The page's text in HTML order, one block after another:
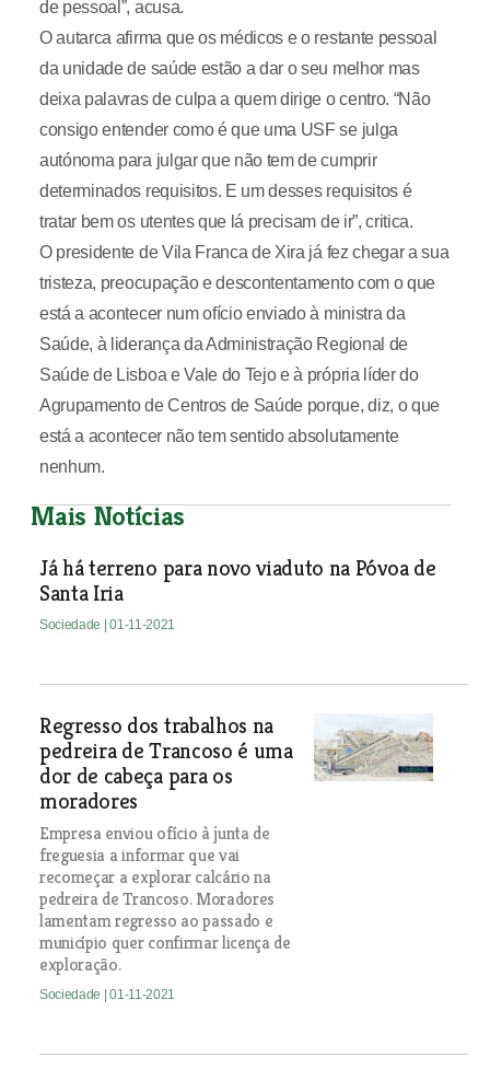
de pessoal”, acusa.
O autarca afirma que os médicos e o restante pessoal
da unidade de saúde estão a dar o seu melhor mas
deixa palavras de culpa a quem dirige o centro. “Não
consigo entender como é que uma USF se julga
autónoma para julgar que não tem de cumprir
determinados requisitos. E um desses requisitos é
tratar bem os utentes que lá precisam de ir”, critica.
O presidente de Vila Franca de Xira já fez chegar a sua
tristeza, preocupação e descontentamento com o que
está a acontecer num ofício enviado à ministra da
Saúde, à liderança da Administração Regional de
Saúde de Lisboa e Vale do Tejo e à própria líder do
Agrupamento de Centros de Saúde porque, diz, o que
está a acontecer não tem sentido absolutamente
nenhum.
Mais Notícias
Já há terreno para novo viaduto na Póvoa de
Santa Iria
Sociedade | 01-11-2021
Regresso dos trabalhos na
pedreira de Trancoso é uma
dor de cabeça para os
moradores
Empresa enviou ofício à junta de
freguesia a informar que vai
recomeçar a explorar calcário na
pedreira de Trancoso. Moradores
lamentam regresso ao passado e
município quer confirmar licença de
exploração.
Sociedade | 01-11-2021